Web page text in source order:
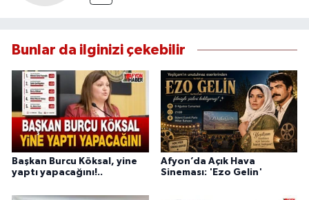
Bunlar da ilginizi çekebilir
Başkan Burcu Köksal, yine
yaptı yapacağını!..
Afyon’da Açık Hava
Sineması: 'Ezo Gelin'